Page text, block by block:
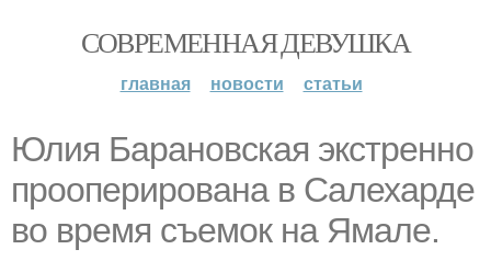
СОВРЕМЕННАЯ ДЕВУШКА
главная новости статьи
Юлия Барановская экстренно
прооперирована в Салехарде
во время съемок на Ямале.